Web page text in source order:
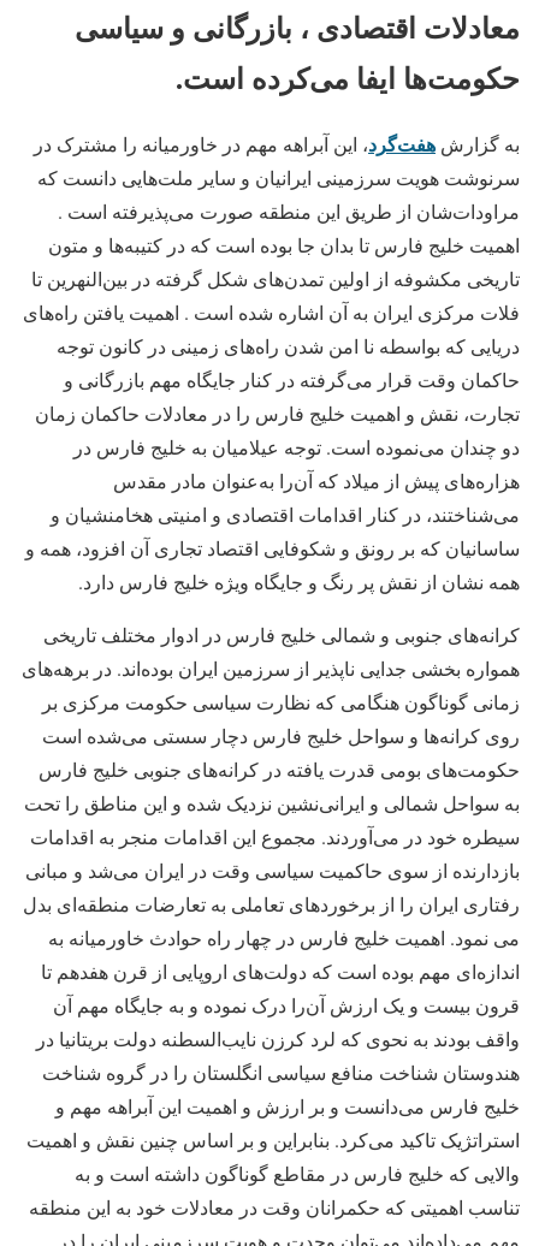
معادلات اقتصادی ، بازرگانی و سیاسی
حکومت‌ها ایفا می‌کرده است.
به گزارش هفت‌گرد، این آبراهه مهم در خاورمیانه را مشترک در
سرنوشت هویت سرزمینی ایرانیان و سایر ملت‌هایی دانست که
مراودات‌شان از طریق این منطقه صورت می‌پذیرفته است .
اهمیت خلیج فارس تا بدان جا بوده است که در کتیبه‌ها و متون
تاریخی مکشوفه از اولین تمدن‌های شکل گرفته در بین‌النهرین تا
فلات مرکزی ایران به آن اشاره شده است . اهمیت یافتن راه‌های
دریایی که بواسطه نا امن شدن راه‌های زمینی در کانون توجه
حاکمان وقت قرار می‌گرفته در کنار جایگاه مهم بازرگانی و
تجارت، نقش و اهمیت خلیج فارس را در معادلات حاکمان زمان
دو چندان می‌نموده است. توجه عیلامیان به خلیج فارس در
هزاره‌های پیش از میلاد که آن‌را به‌عنوان مادر مقدس
می‌شناختند، در کنار اقدامات اقتصادی و امنیتی هخامنشیان و
ساسانیان که بر رونق و شکوفایی اقتصاد تجاری آن افزود، همه و
همه نشان از نقش پر رنگ و جایگاه ویژه خلیج فارس دارد.
کرانه‌های جنوبی و شمالی خلیج فارس در ادوار مختلف تاریخی
همواره بخشی جدایی ناپذیر از سرزمین ایران بوده‌اند. در برهه‌های
زمانی گوناگون هنگامی که نظارت سیاسی حکومت مرکزی بر
روی کرانه‌ها و سواحل خلیج فارس دچار سستی می‌شده است
حکومت‌های بومی قدرت یافته در کرانه‌های جنوبی خلیج فارس
به سواحل شمالی و ایرانی‌نشین نزدیک شده و این مناطق را تحت
سیطره خود در می‌آوردند. مجموع این اقدامات منجر به اقدامات
بازدارنده از سوی حاکمیت سیاسی وقت در ایران می‌شد و مبانی
رفتاری ایران را از برخوردهای تعاملی به تعارضات منطقه‌ای بدل
می نمود. اهمیت خلیج فارس در چهار راه حوادث خاورمیانه به
اندازه‌ای مهم بوده است که دولت‌های اروپایی از قرن هفدهم تا
قرون بیست و یک ارزش آن‌را درک نموده و به جایگاه مهم آن
واقف بودند به نحوی که لرد کرزن نایب‌السطنه دولت بریتانیا در
هندوستان شناخت منافع سیاسی انگلستان را در گروه شناخت
خلیج فارس می‌دانست و بر ارزش و اهمیت این آبراهه مهم و
استراتژیک تاکید می‌کرد. بنابراین و بر اساس چنین نقش و اهمیت
والایی که خلیج فارس در مقاطع گوناگون داشته است و به
تناسب اهمیتی که حکمرانان وقت در معادلات خود به این منطقه
مهم می‌داده‌اند می‌توان وحدت و هویت سرزمینی ایران را در